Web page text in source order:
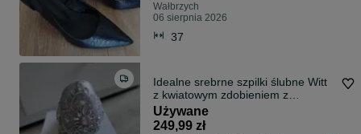
Wałbrzych
06 sierpnia 2026
37
Idealne srebrne szpilki ślubne Witt
z kwiatowym zdobieniem z
kryształk
Używane
249,99 zł